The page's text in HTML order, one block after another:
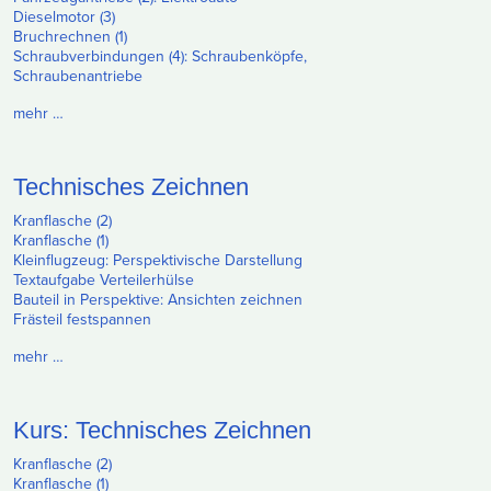
Dieselmotor (3)
Bruchrechnen (1)
Schraubverbindungen (4): Schraubenköpfe,
Schraubenantriebe
mehr …
Technisches Zeichnen
Kranflasche (2)
Kranflasche (1)
Kleinflugzeug: Perspektivische Darstellung
Textaufgabe Verteilerhülse
Bauteil in Perspektive: Ansichten zeichnen
Frästeil festspannen
mehr …
Kurs: Technisches Zeichnen
Kranflasche (2)
Kranflasche (1)